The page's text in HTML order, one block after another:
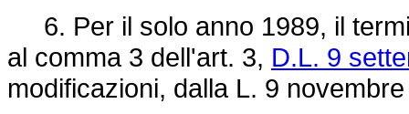
6. Per il solo anno 1989, il
al comma 3 dell'art. 3, D.L. 9
modificazioni, dalla L. 9